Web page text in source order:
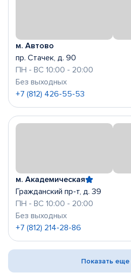
м. Автово
пр. Стачек, д. 90
ПН - ВС 10:00 - 20:00
Без выходных
+7 (812) 426-55-53
м. Академическая
Гражданский пр-т, д. 39
ПН - ВС 10:00 - 20:00
Без выходных
+7 (812) 214-28-86
Показать еще